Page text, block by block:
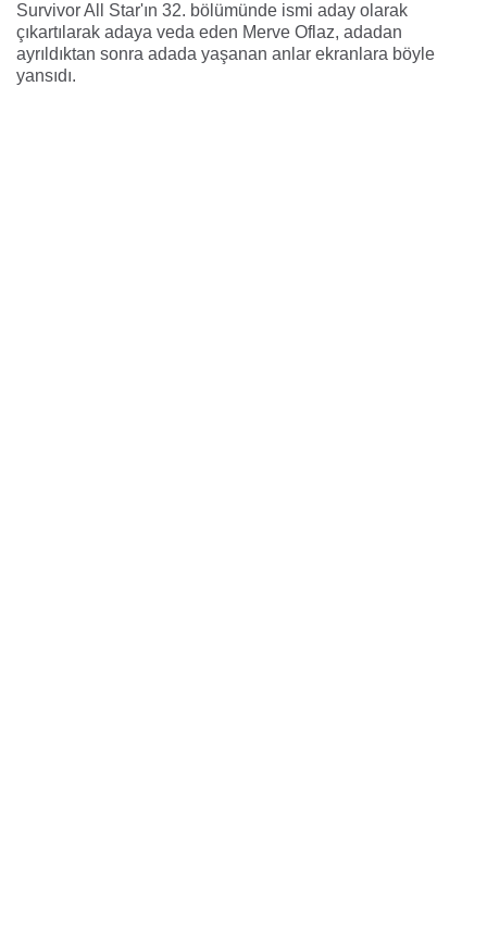
Survivor All Star'ın 32. bölümünde ismi aday olarak
çıkartılarak adaya veda eden Merve Oflaz, adadan
ayrıldıktan sonra adada yaşanan anlar ekranlara böyle
yansıdı.